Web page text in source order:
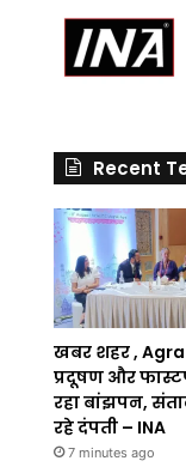
Recent
खबर शहर , Agra
प्रदूषण और
रहा बांझपन,
रहे दंपती – INA
7 minutes ago